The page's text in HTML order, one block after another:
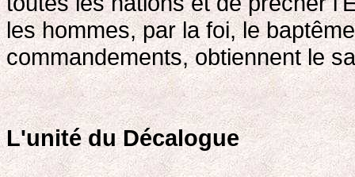
les hommes, par la foi, le
commandements, obtiennent le
L'unité du Décalogue